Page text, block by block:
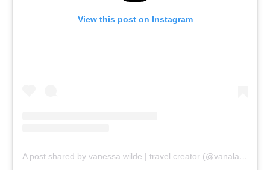
View this post on Instagram
A post shared by vanessa wilde | travel creator (@vanalany)